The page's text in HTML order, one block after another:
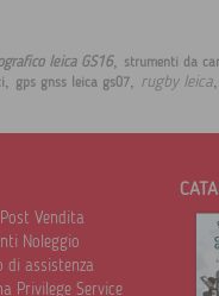
leica GS16, strumenti da
, gps gnss leica gs07, rugby leica,
Vendita
Noleggio
di assistenza
Privilege Service